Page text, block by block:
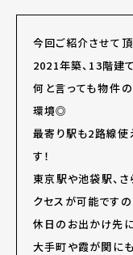
今回ご紹介させて頂
2021年築、13階建
何と言っても物件
環境◎
最寄り駅も2路線使
す！
東京駅や池袋駅、
クセスが可能ですの
休日のお出かけ先
大手町や霞が関に